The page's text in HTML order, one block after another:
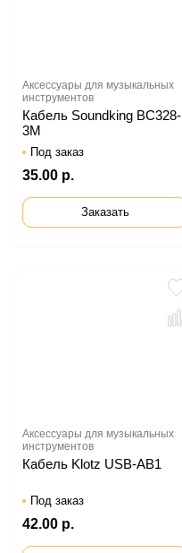
Аксессуары для музыкальных
инструментов
Кабель Soundking BC328-
3M
Под заказ
35.00 р.
Заказать
Аксессуары для музыкальных
инструментов
Кабель Klotz USB-AB1
Под заказ
42.00 р.